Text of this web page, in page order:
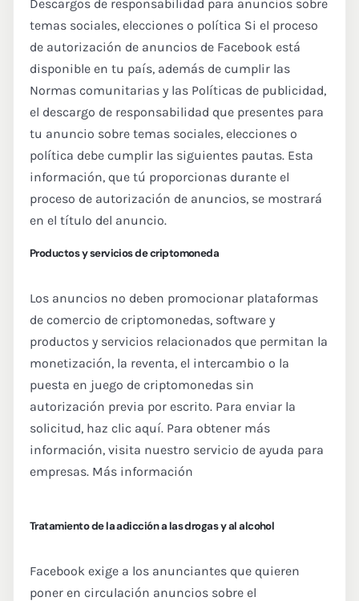
Descargos de responsabilidad para anuncios sobre
temas sociales, elecciones o política Si el proceso
de autorización de anuncios de Facebook está
disponible en tu país, además de cumplir las
Normas comunitarias y las Políticas de publicidad,
el descargo de responsabilidad que presentes para
tu anuncio sobre temas sociales, elecciones o
política debe cumplir las siguientes pautas. Esta
información, que tú proporcionas durante el
proceso de autorización de anuncios, se mostrará
en el título del anuncio.
Productos y servicios de criptomoneda
Los anuncios no deben promocionar plataformas
de comercio de criptomonedas, software y
productos y servicios relacionados que permitan la
monetización, la reventa, el intercambio o la
puesta en juego de criptomonedas sin
autorización previa por escrito. Para enviar la
solicitud, haz clic aquí. Para obtener más
información, visita nuestro servicio de ayuda para
empresas. Más información
Tratamiento de la adicción a las drogas y al alcohol
Facebook exige a los anunciantes que quieren
poner en circulación anuncios sobre el